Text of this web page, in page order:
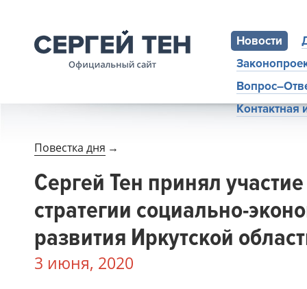
Новости
Повестка дня →
Сергей Тен принял
стратегии социально-
развития Иркутской
3 июня, 2020